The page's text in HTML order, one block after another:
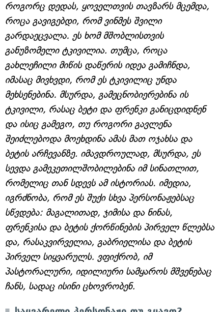
როგორც დედას, ყოველთვის თავზარს მცემდა,
როცა გავიგებდი, რომ ვინმეს შვილი
გარდაეცვალა. ეს ხომ მშობლისთვის
განუზომელი ტკივილია. თუმცა, როცა
გახლეჩილი მიწის დაწერის იდეა გამიჩნდა,
იმასაც მივხვდი, რომ ეს ტკივილიც უნდა
მეხსენებინა. მსურდა, გამეცნობიერებინა ის
ტკივილი, რასაც ბეტი და ფრენკი განიცდიდნენ
და ისიც გამეგო, თუ როგორი გავლენა
შეიძლებოდა მოეხდინა ამას მათ ოჯახსა და
ბეტის არჩევანზე. იმავდროულად, მსურდა, ეს
სევდა გამეკეთილშობილებინა იმ სინათლით,
რომელიც თან სდევს ამ ისტორიას. იმედია,
იგრძნობა, რომ ეს შუქი სხვა პერსონაჟებსაც
სწვდება: მაგალითად, ჯიმისა და ნინას,
ფრენკისა და ბეტის ქორწინების პირველ წლებსა
და, რასაკვირველია, გაბრიელისა და ბეტის
პირველ სიყვარულს. ვფიქრობ, იმ
პასტორალური, იდილიური სამყაროს მშვენებაც
ჩანს, სადაც ისინი ცხოვრობენ.